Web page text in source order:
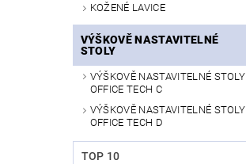
KOŽENÉ LAVICE
VÝŠKOVĚ NASTAVITELNÉ
STOLY
VÝŠKOVĚ NASTAVITELNÉ STOLY
OFFICE TECH C
VÝŠKOVĚ NASTAVITELNÉ STOLY
OFFICE TECH D
TOP 10